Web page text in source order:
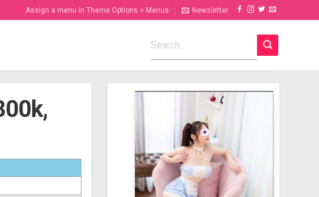
Assign a menu in Theme Options > Menus Newsletter